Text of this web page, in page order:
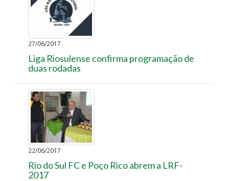
27/06/2017
Liga Riosulense confirma programação de
duas rodadas
22/06/2017
Rio do Sul FC e Poço Rico abrem a LRF-
2017